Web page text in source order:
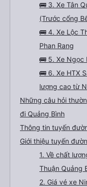
🚌 3. Xe Tân
(Trước cổng
🚌 4. Xe Lộc
Phan Rang
🚌 5. Xe Ngọc
🚌 6. Xe HTX
lượng cao từ
Những câu hỏi
đi Quảng Bình
Thông tin tuyến
Giới thiệu tuyến
1. Về chất
Thuận Quảng
2. Giá vé xe